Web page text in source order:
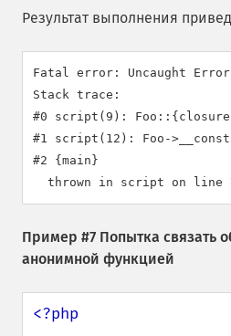
Результат выполнения
Fatal error: Uncaught
Stack trace:
#0 script(9):
#1 script(12): Foo-
#2 {main}
Пример #7 Попытка связать
анонимной функцией
<?php